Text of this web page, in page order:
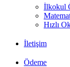
İlkokul
Hızlı
İletişim
Ödeme